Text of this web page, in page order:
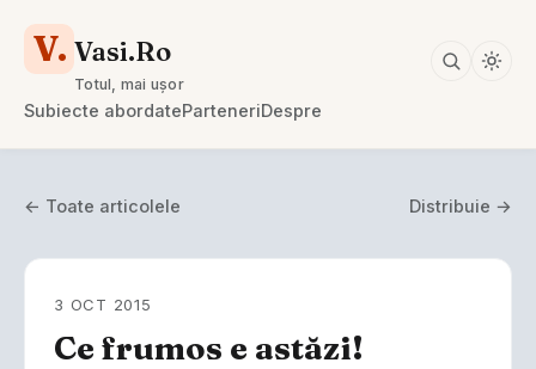
V. Vasi.Ro
Totul, mai ușor
Subiecte abordateParteneriDespre
← Toate articolele Distribuie →
3 OCT 2015
Ce frumos e astăzi!